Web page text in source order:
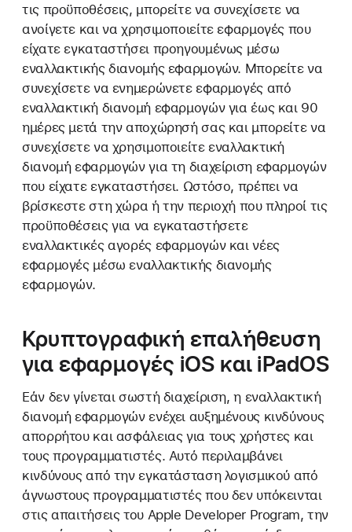
τις προϋποθέσεις, μπορείτε να συνεχίσετε να
ανοίγετε και να χρησιμοποιείτε εφαρμογές που
είχατε εγκαταστήσει προηγουμένως μέσω
εναλλακτικής διανομής εφαρμογών. Μπορείτε να
συνεχίσετε να ενημερώνετε εφαρμογές από
εναλλακτική διανομή εφαρμογών για έως και 90
ημέρες μετά την αποχώρησή σας και μπορείτε να
συνεχίσετε να χρησιμοποιείτε εναλλακτική
διανομή εφαρμογών για τη διαχείριση εφαρμογών
που είχατε εγκαταστήσει. Ωστόσο, πρέπει να
βρίσκεστε στη χώρα ή την περιοχή που πληροί τις
προϋποθέσεις για να εγκαταστήσετε
εναλλακτικές αγορές εφαρμογών και νέες
εφαρμογές μέσω εναλλακτικής διανομής
εφαρμογών.
Κρυπτογραφική επαλήθευση
για εφαρμογές iOS και iPadOS
Εάν δεν γίνεται σωστή διαχείριση, η εναλλακτική
διανομή εφαρμογών ενέχει αυξημένους κινδύνους
απορρήτου και ασφάλειας για τους χρήστες και
τους προγραμματιστές. Αυτό περιλαμβάνει
κινδύνους από την εγκατάσταση λογισμικού από
άγνωστους προγραμματιστές που δεν υπόκεινται
στις απαιτήσεις του Apple Developer Program, την